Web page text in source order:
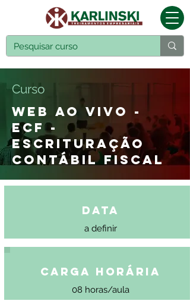
Curso
WEB AO VIVO -
ECF -
ESCRITURAÇÃO
CONTÁBIL FISCAL
Data
a definir
Carga Horária
08 horas/aula